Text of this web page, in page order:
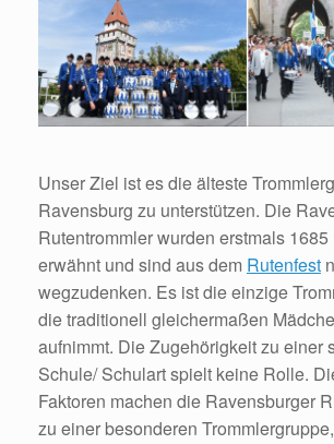
Unser Ziel ist es die älteste
Ravensburg zu unterstützen. Die
Rutentrommler wurden erstmals
erwähnt und sind aus dem Rutenfest
wegzudenken. Es ist die einzige
die traditionell gleichermaßen
aufnimmt. Die Zugehörigkeit zu einer
Schule/ Schulart spielt keine Rolle.
Faktoren machen die Ravensburger
zu einer besonderen